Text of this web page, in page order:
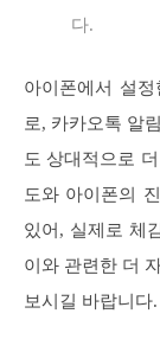
다.
아이폰에서 설
로, 카카오톡 알
도 상대적으로
도와 아이폰의
있어, 실제로 체
이와 관련한 더
보시길 바랍니다.